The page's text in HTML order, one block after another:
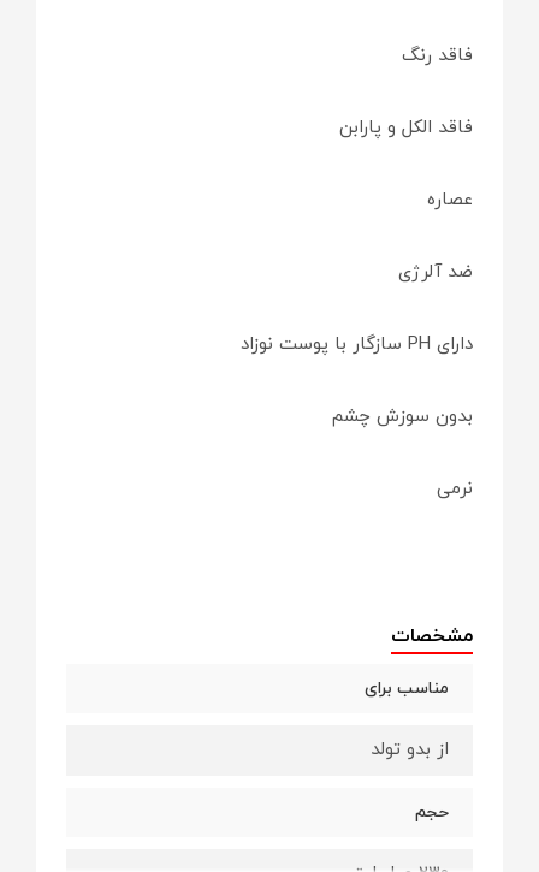
فاقد رنگ
فاقد الکل و پارابن
عصاره
ضد آلرژی
دارای PH سازگار با پوست نوزاد
بدون سوزش چشم
نرمی
مشخصات
مناسب برای
از بدو تولد
حجم